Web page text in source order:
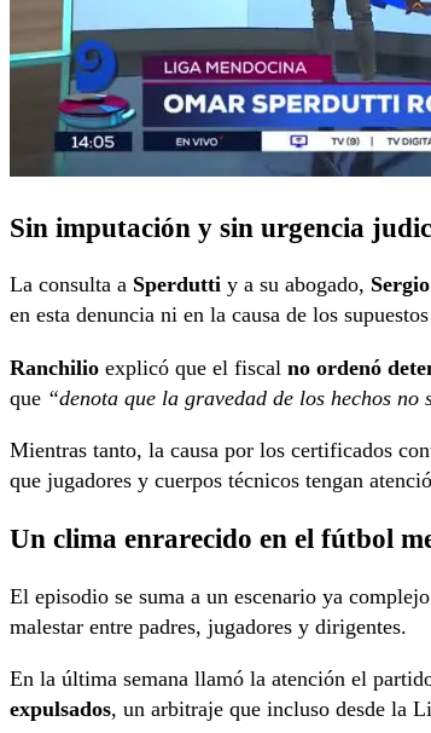
Sin imputación y sin urgencia
La consulta a Sperdutti y a su abogado,
en esta denuncia ni en la causa de los
Ranchilio explicó que el fiscal no ordenó
que “denota que la gravedad de los hechos
Mientras tanto, la causa por los certificados
que jugadores y cuerpos técnicos tengan
Un clima enrarecido en el fútbol
El episodio se suma a un escenario ya
malestar entre padres, jugadores y dirigentes.
En la última semana llamó la atención el
expulsados, un arbitraje que incluso desde la